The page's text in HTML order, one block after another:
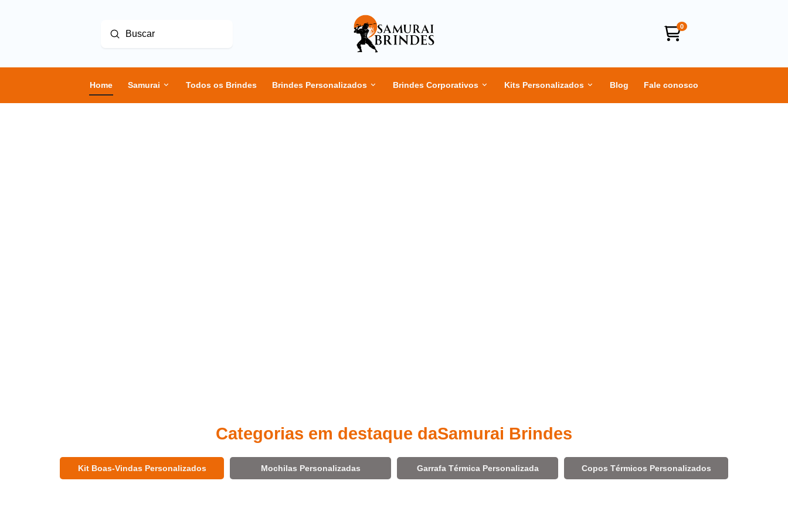
Buscar
Enviar
0
Home Samurai Todos os Brindes Brindes Personalizados Brindes Corporativos Kits Personalizados Blog Fale conosco
Categorias em destaque daSamurai Brindes
Kit Boas-Vindas Personalizados Mochilas Personalizadas Garrafa Térmica Personalizada Copos Térmicos Personalizados